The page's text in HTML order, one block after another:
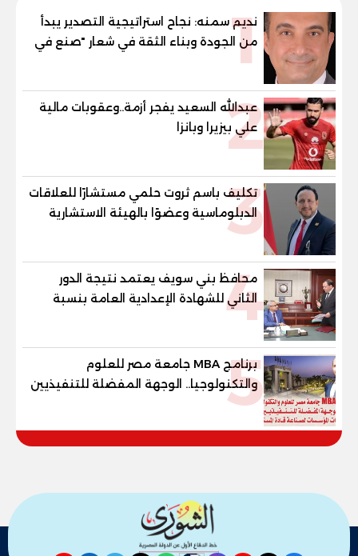
1
نديم سمنه: نجاح استراتيجية التصدير يبدأ
من الجودة وبناء الثقة في شعار "صنع في
مصر"
2
عبدالله السعيد يفجر أزمة..وعقوبات مالية
علي بيزيرا وبانزا
3
تكليف باسم ثروت حلمي مستشارًا للعلاقات
الدبلوماسية وعضوًا بالهيئة الاستشارية
العليا لمنظمة «جاد جمينت يوإن»
4
محافظ بني سويف يعتمد نتيجة الدور
الثاني للشهادة الإعدادية العامة بنسبة
والنور للمكفوفين
5
برنامج MBA جامعة مصر للعلوم
والتكنولوجيا.. الوجهة المفضلة للتنفيذيين
وقيادات المؤسسات لصناعة قادة